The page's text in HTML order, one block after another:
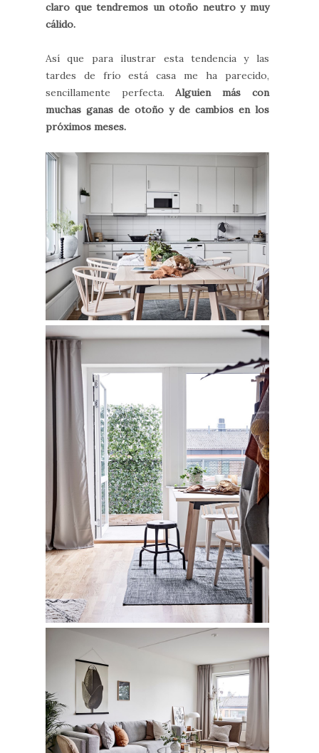
claro que tendremos un otoño neutro y muy
cálido.
Así que para ilustrar esta tendencia y las
tardes de frío está casa me ha parecido,
sencillamente perfecta.Alguien más con
muchas ganas de otoño y de cambios en los
próximos meses.